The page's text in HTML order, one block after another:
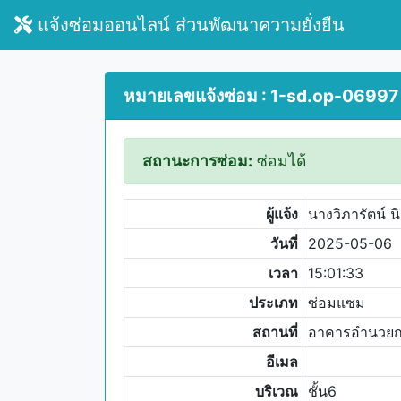
แจ้งซ่อมออนไลน์ ส่วนพัฒนาความยั่งยืน
หมายเลขแจ้งซ่อม : 1-sd.op-06997
สถานะการซ่อม: ซ่อมได้
ผู้แจ้ง นางวิภารัตน์
วันที่ 2025-05-06
เวลา 15:01:33
ประเภท ซ่อมแซม
สถานที่ อาคารอำนวย
อีเมล
บริเวณ ชั้น6